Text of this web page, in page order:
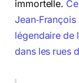
immortelle.
légendaire de
dans les rues